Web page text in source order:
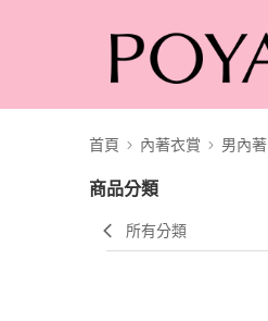
首頁 內著衣賞 男內著
商品分類
所有分類